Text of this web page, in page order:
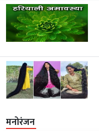
मनोरंजन